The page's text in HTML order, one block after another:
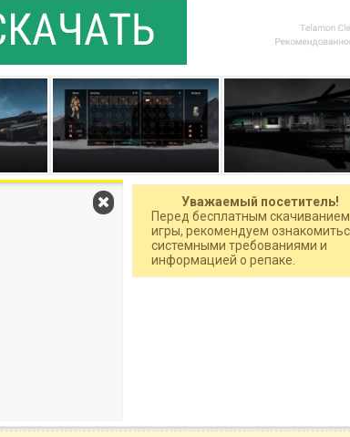
Уважаемый посетитель!
Перед бесплатным скачиванием
игры, рекомендуем ознакомиться с
системными требованиями и
информацией о репаке.